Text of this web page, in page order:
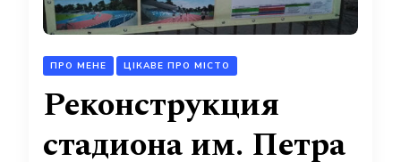
ПРО МЕНЕ ЦІКАВЕ ПРО МІСТО
Реконструкция
стадиона им. Петра